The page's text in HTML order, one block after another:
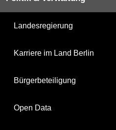
Landesregierung
Karriere im Land Berlin
Bürgerbeteiligung
Open Data